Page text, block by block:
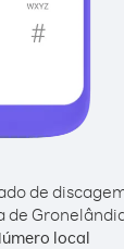
de
de
local